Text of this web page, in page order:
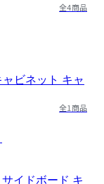
全4商品
全1商品